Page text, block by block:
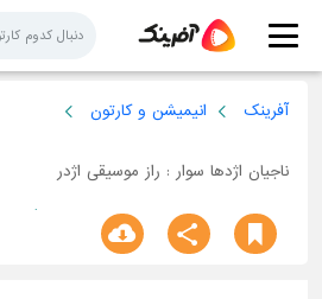
آفرینک انیمیشن و کارتون
ناجیان اژدها سوار : راز موسیقی اژدر